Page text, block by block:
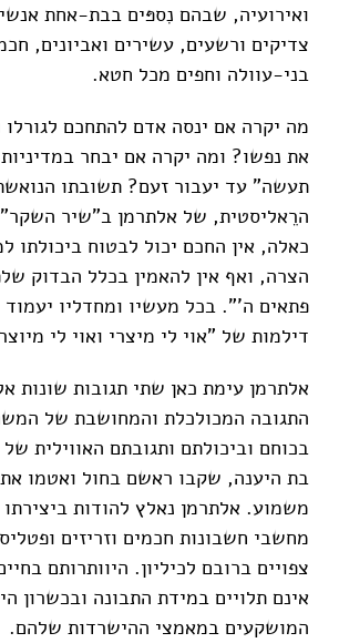
ואירועיה, שבהם נִספּים בבת-אחת
צדיקים ורשעים, עשירים ואביונים,
בני-עוולה וחפים מכל חטא.
מה יקרה אם ינסה אדם להתחכם לגורלו
את נפשו? ומה יקרה אם יבחר
תעשה" עד יעבור זעם? תשובתו
הרֵאליסטית, של אלתרמן ב"שיר
כאלה, אין החכם יכול לבטוח ביכולתו
הצרה, ואף אין להאמין בכלל הבדוק
פתאים ה'". בכל מעשיו ומחדליו
דילמות של "אוי לי מיצרי ואוי לי
אלתרמן עימת כאן שתי תגובות שונות
התגובה המכולכלת והמחושבת של
בכוחם וביכולתם ותגובתם האווילית
בת היענה, שקבו ראשם בחול ואטמו את
משמוע. אלתרמן נאלץ להודות
מחשבי חשבונות חכמים וזריזים
צפויים ברובם לכיליון. היוותרותם
אינם תלויים במידת התבונה ובכשרון
המושקעים במאמצי ההישרדות שלהם.